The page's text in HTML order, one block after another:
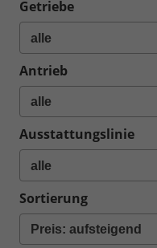
Getriebe
Antrieb
Ausstattungslinie
Sortierung